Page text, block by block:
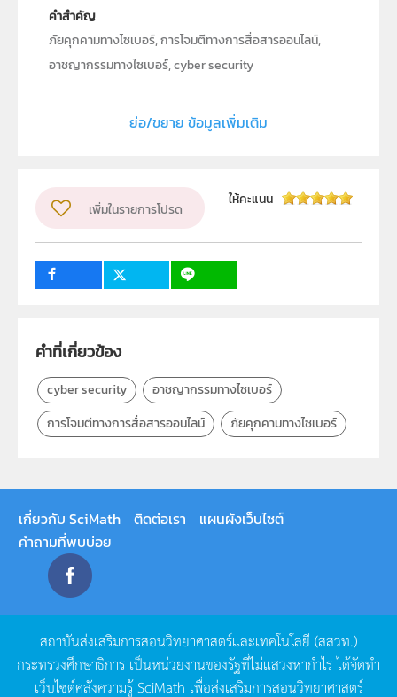
คำสำคัญ
ภัยคุกคามทางไซเบอร์, การโจมตีทางการสื่อสารออนไลน์,
อาชญากรรมทางไซเบอร์, cyber security
ศรุดา ทิพย์แสง
วิชา
ม.1, ม.2, ม.3, ม.4, ม.5, ม.6
ย่อ/ขยาย ข้อมูลเพิ่มเติม
เพิ่มในรายการโปรด
ให้คะแนน
คำที่เกี่ยวข้อง
cyber security
อาชญากรรมทางไซเบอร์
การโจมตีทางการสื่อสารออนไลน์
ภัยคุกคามทางไซเบอร์
เกี่ยวกับ SciMath ติดต่อเรา
แผนผังเว็บไซต์
คำถามที่พบบ่อย
สถาบันส่งเสริมการสอนวิทยาศาสตร์และเทคโนโลยี (สสวท.)
กระทรวงศึกษาธิการ เป็นหน่วยงานของรัฐที่ไม่แสวงหากำไรได้จัดทำ
เว็บไซต์คลังความรู้SciMath เพื่อส่งเสริมการสอนวิทยาศาสตร์